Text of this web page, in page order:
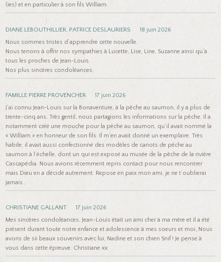
(ies) et en particulier à son fils William.
DIANE LEBOUTHILLIER, PATRICE DESLAURIERS
18 juin 2026
Nous sommes tristes d’apprendre cette nouvelle.
Nous tenons à offrir nos sympathies à Lucette, Lise, Line, Suzanne ainsi qu’à
tous les proches de Jean-Louis.
Nos plus sincères condoléances.
FAMILLE PIERRE PROVENCHER
17 juin 2026
J’ai connu Jean-Louis sur la Bonaventure, à la pêche au saumon, il y a plus de
trente-cinq ans. Très gentil, nous partagions les informations sur la pêche. Il a
notamment créé une mouche pour la pêche au saumon, qu’il avait nommé la
« William » en honneur de son fils. Il m’en avait donné un exemplaire. Très
habile, il avait aussi confectionné des modèles de canots de pêche au
saumon à l’échelle, dont un qui est exposé au musée de la pêche de la rivière
Cascapédia. Nous avions récemment repris contact pour nous rencontrer
mais Dieu en a décidé autrement. Repose en paix mon ami, je ne t’oublierai
jamais…
CHRISTIANE GALLANT
17 juin 2026
Mes sincères condoléances. Jean-Louis était un ami cher à ma mère et il a été
présent durant toute notre enfance et adolescence à mes soeurs et moi. Nous
avons de sii beaux souvenirs avec lui, Nadine et son chien Snif ! Je pense à
vous dans cette épreuve. Christiane xx